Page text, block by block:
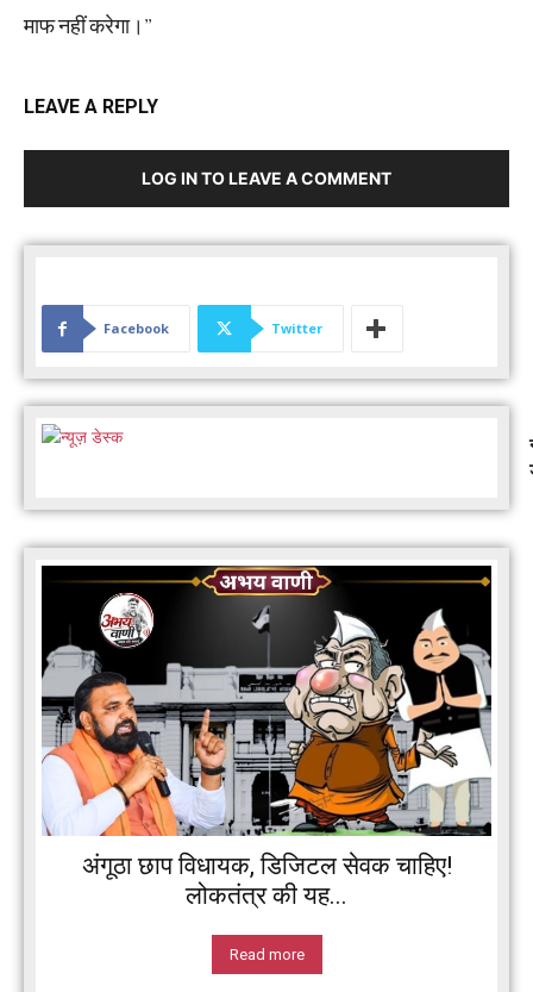
माफ नहीं करेगा।’’
LEAVE A REPLY
LOG IN TO LEAVE A COMMENT
Facebook Twitter
अंगूठा छाप विधायक, डिजिटल सेवक चाहिए!
लोकतंत्र की यह...
Read more